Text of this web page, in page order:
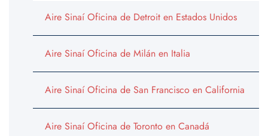
Aire Sinaí Oficina de Detroit en Estados Unidos
Aire Sinaí Oficina de Milán en Italia
Aire Sinaí Oficina de San Francisco en California
Aire Sinaí Oficina de Toronto en Canadá